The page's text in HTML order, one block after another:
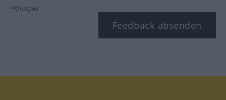
*Pflichtfeld
Feedback absenden